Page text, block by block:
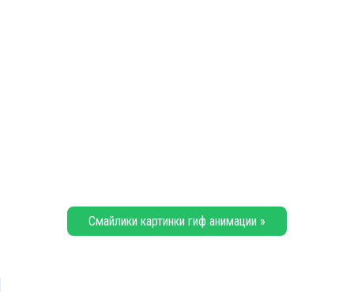
Смайлики картинки гиф анимации »